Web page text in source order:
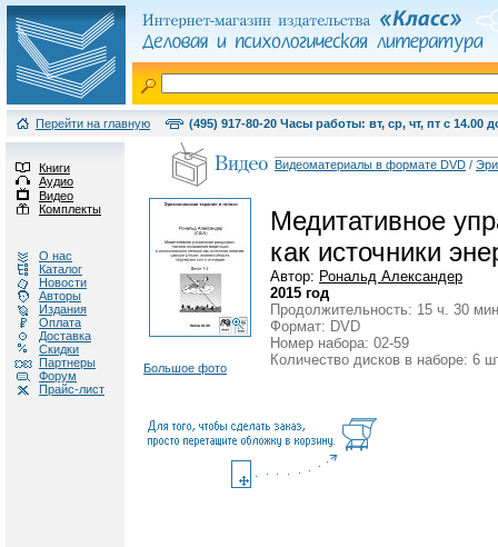
Перейти на главную (495) 917-80-20 Часы работы: вт, ср, чт, пт с 14.00
Книги
Аудио
Видео
Комплекты
О нас
Каталог
Новости
Авторы
Издания
Оплата
Доставка
Скидки
Партнеры
Форум
Прайс-лист
Видеоматериалы в формате DVD /
Большое фото
Медитативное
как источники
Автор: Рональд Александер
2015 год
Продолжительность: 15 ч. 30
Формат: DVD
Номер набора: 02-59
Количество дисков в наборе: 6